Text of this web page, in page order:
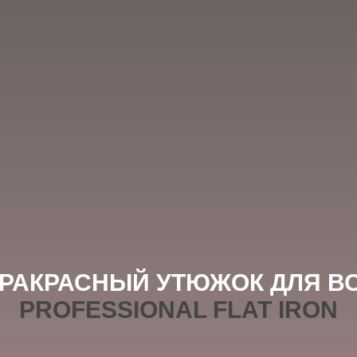
УТЮЖОК ДЛЯ
PROFESSIONAL FLAT IRON